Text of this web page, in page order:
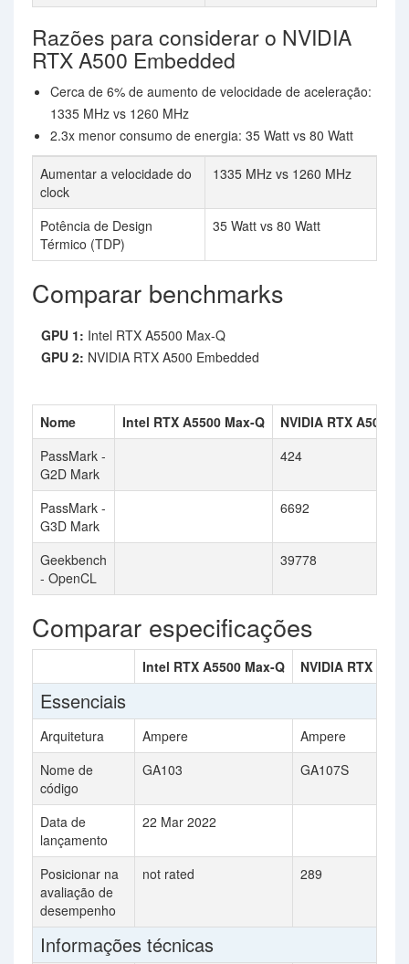
Razões para considerar o NVIDIA
RTX A500 Embedded
Cerca de 6% de aumento de velocidade de aceleração:
1335 MHz vs 1260 MHz
2.3x menor consumo de energia: 35 Watt vs 80 Watt
Aumentar a velocidade do
clock
1335 MHz vs 1260 MHz
Potência de Design
Térmico (TDP)
35 Watt vs 80 Watt
Comparar benchmarks
GPU 1: Intel RTX A5500 Max-Q
GPU 2: NVIDIA RTX A500 Embedded
Nome Intel RTX A5500 Max-Q
NVIDIA RTX A500
PassMark -
G2D Mark
424
PassMark -
G3D Mark
6692
Geekbench
- OpenCL
39778
Comparar especificações
Intel RTX A5500 Max-Q NVIDIA RTX
Essenciais
Arquitetura Ampere
Ampere
Nome de
código
GA103 GA107S
Data de
lançamento
22 Mar 2022
Posicionar na
avaliação de
desempenho
not rated 289
Informações técnicas